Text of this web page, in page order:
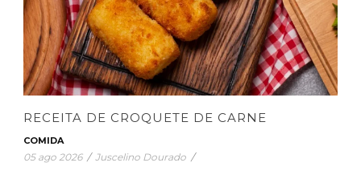
RECEITA DE CROQUETE DE CARNE
COMIDA
05 ago 2026 / Juscelino Dourado /